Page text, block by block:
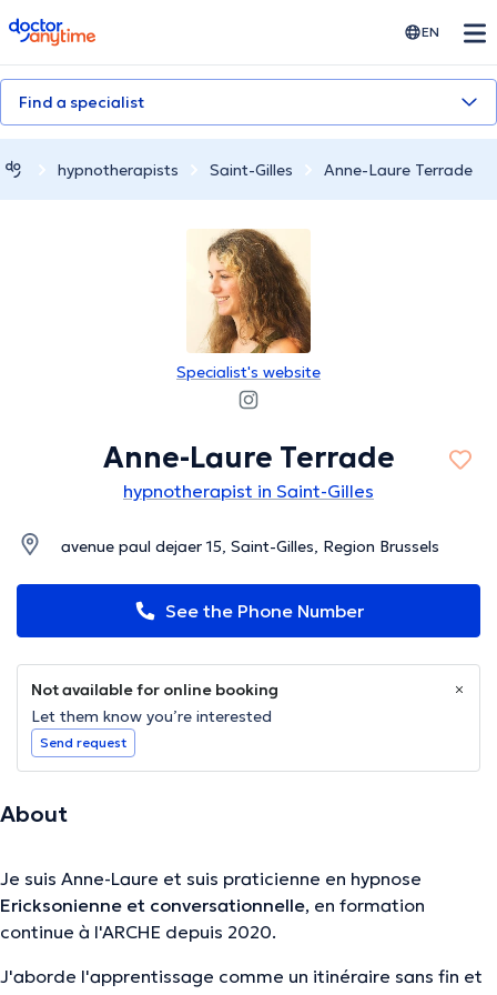
doctoranytime EN
Find a specialist
hypnotherapists Saint-Gilles Anne-Laure Terrade
Specialist's website
Anne-Laure Terrade
hypnotherapist in Saint-Gilles
avenue paul dejaer 15, Saint-Gilles, Region Brussels
See the Phone Number
Not available for online booking
Let them know you’re interested
Send request
About
Je suis Anne-Laure et suis praticienne en hypnose
Ericksonienne et conversationnelle, en formation
continue à l'ARCHE depuis 2020.
J'aborde l'apprentissage comme un itinéraire sans fin et